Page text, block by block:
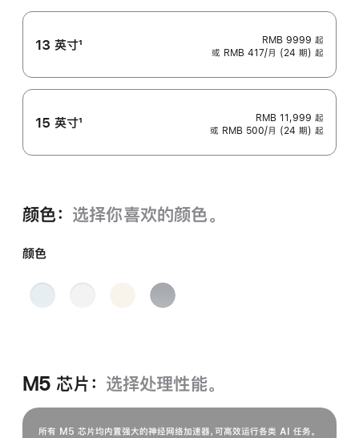
13 英寸
注
1 RMB 9999 起
或 RMB 417/月 (24 期) 起
15 英寸
注
1 RMB 11,999 起
或 RMB 500/月 (24 期) 起
颜色： 选择你喜欢的颜色。
颜色
天
银
午
夜
M5 芯片： 选择处理性能。
所有 M5 芯片均内置强大的神经网络加速器，可高效运行各类 AI 任务。